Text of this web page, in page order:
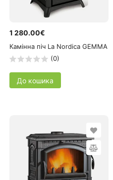
1 280.00€
Камінна піч La Nordica GEMMA
(0)
До кошика